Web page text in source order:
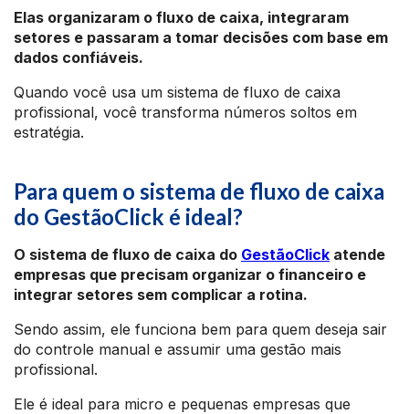
Elas organizaram o fluxo de caixa, integraram
setores e passaram a tomar decisões com base em
dados confiáveis.
Quando você usa um sistema de fluxo de caixa
profissional, você transforma números soltos em
estratégia.
Para quem o sistema de fluxo de caixa
do GestãoClick é ideal?
O sistema de fluxo de caixa do GestãoClick atende
empresas que precisam organizar o financeiro e
integrar setores sem complicar a rotina.
Sendo assim, ele funciona bem para quem deseja sair
do controle manual e assumir uma gestão mais
profissional.
Ele é ideal para micro e pequenas empresas que